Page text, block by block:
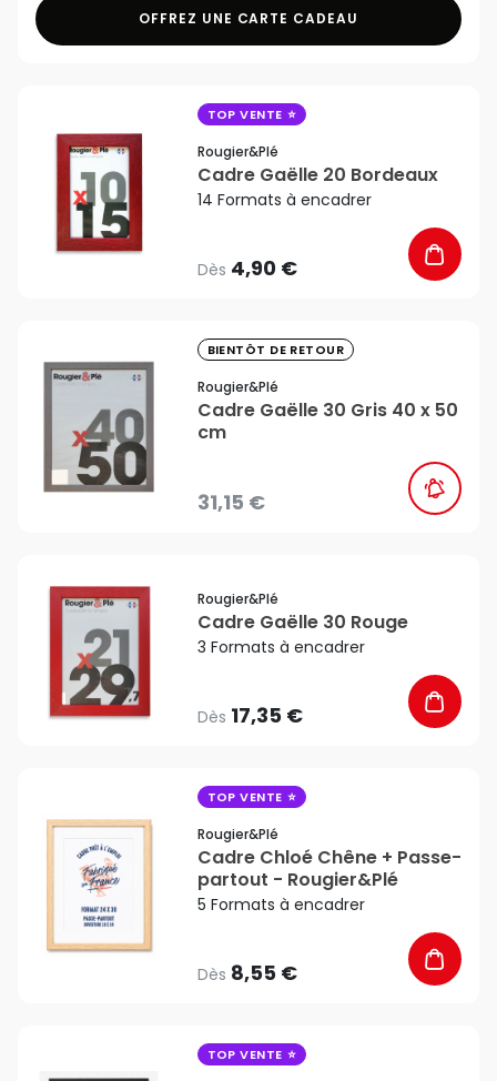
OFFREZ UNE CARTE CADEAU
TOP VENTE
Rougier&plé
Cadre Gaëlle 20 Bordeaux
14 Formats à encadrer
Dès 4,90 €
BIENTÔT DE RETOUR
Rougier&plé
Cadre Gaëlle 30 Gris 40 x 50
cm
31,15 €
Rougier&plé
Cadre Gaëlle 30 Rouge
3 Formats à encadrer
Dès 17,35 €
TOP VENTE
Rougier&plé
Cadre Chloé Chêne + Passe-
partout - Rougier&Plé
5 Formats à encadrer
Dès 8,55 €
TOP VENTE